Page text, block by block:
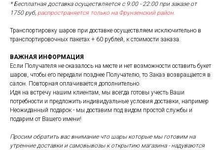
* Бесплатная доставка осуществляется с 9:00 - 22:00 при заказе от
1750 руб, распространяется только на Фрунзенский район.
Транспортировку шаров при доставке осуществляем исключительно в
транспортировочных пакетах + 60 рублей, к стоимости заказа.
ВАЖНАЯ ИНФОРМАЦИЯ
Если Получателя не оказалось на месте и нет возможности оставить букет
шаров, чтобы его передали позднее Получателю, то Заказ возвращается в
салон. Повторная оплачивается дополнительно.
Идя на встречу нашим клиентам, мы всегда готовы учесть Ваши
потребности и предложить индивидуальные условия доставки, например
Неожиданный подарок - мы доставим под видом простой службы и
подарим от Вашего имени!
Просим обратить вас внимание что шары которые мы готовим на
утренние доставки и самовывозы к открытию магазина - надуваются